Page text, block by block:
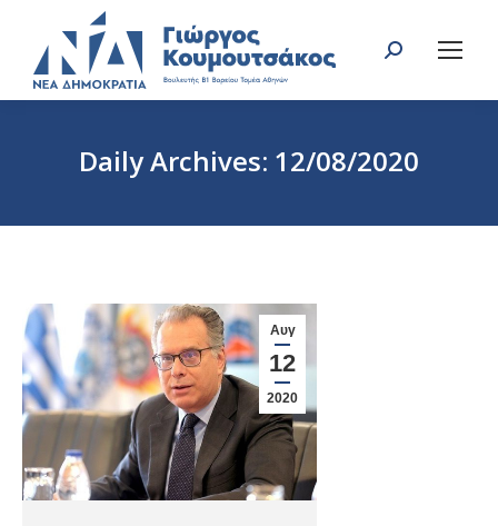
Search:
Daily Archives: 12/08/2020
Αυγ
12
2020